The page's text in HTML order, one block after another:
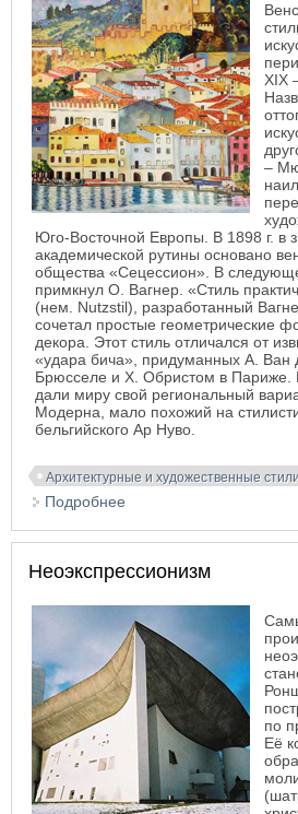
XIX
–
Юго-Восточной Европы. В 1898 г. в
академической рутины основано
общества «Сецессион». В
примкнул О. Вагнер. «Стиль
(нем. Nutzstil), разработанный
сочетал простые геометрические
декора. Этот стиль отличался от
«удара бича», придуманных А. Ван
Брюсселе и X. Обристом в Париже.
дали миру свой региональный
Модерна, мало похожий на
бельгийского Ар Нуво.
Архитектурные и художественные
Подробнее
Неоэкспрессионизм
по
Её